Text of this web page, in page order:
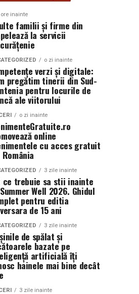
ore inainte
familii și firme din
la servicii
o zi inainte
verzi și digitale:
pregătim tinerii din Sud-
pentru locurile de
ale viitorului
o zi inainte
online
cu acces gratuit
3 zile inainte
ce trebuie sa stii inainte
Well 2026. Ghidul
pentru editia
de 15 ani
3 zile inainte
de spălat și
bazate pe
artificială îți
hainele mai bine decât
3 zile inainte